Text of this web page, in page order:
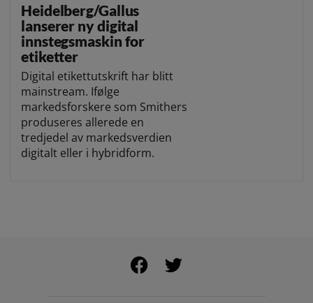
Heidelberg/Gallus
lanserer ny digital
innstegsmaskin for
etiketter
Digital etikettutskrift har blitt
mainstream. Ifølge
markedsforskere som Smithers
produseres allerede en
tredjedel av markedsverdien
digitalt eller i hybridform.